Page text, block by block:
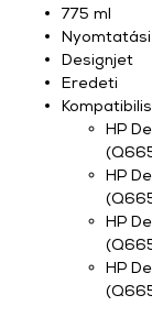
775 ml
Nyomtatási
Designjet
Eredeti
HP
HP
HP
HP